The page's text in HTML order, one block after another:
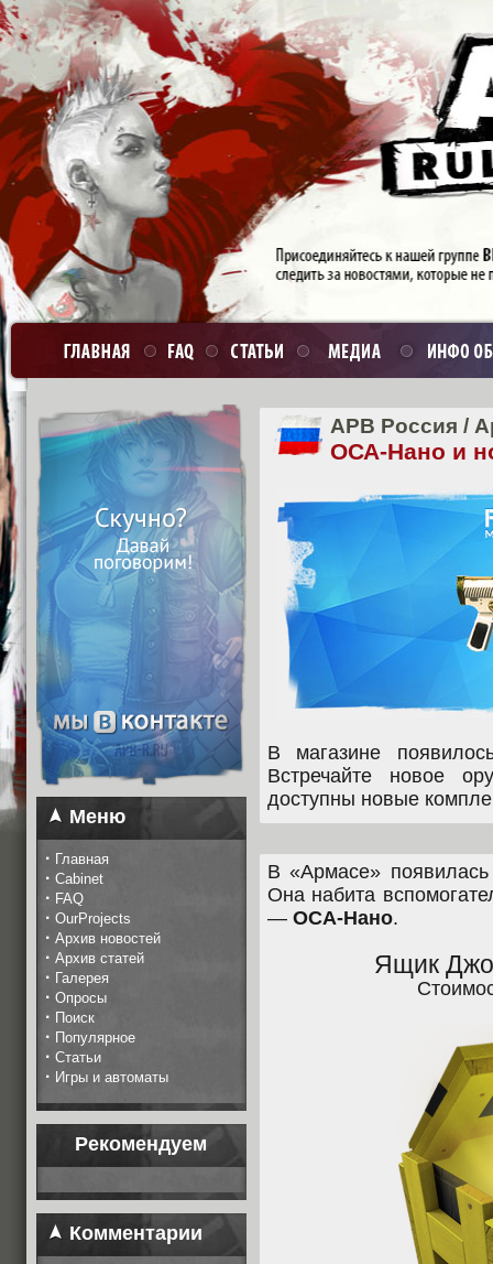
Меню
· Главная
· Cabinet
· FAQ
· OurProjects
· Архив новостей
· Архив статей
· Галерея
· Опросы
· Поиск
· Популярное
· Статьи
· Игры и автоматы
Рекомендуем
Комментарии
APB Россия /
ОСА-Нано и
В магазине
Встречайте новое
доступны новые
В «Армасе» появилась
Она набита
— ОСА-Нано.
Ящик